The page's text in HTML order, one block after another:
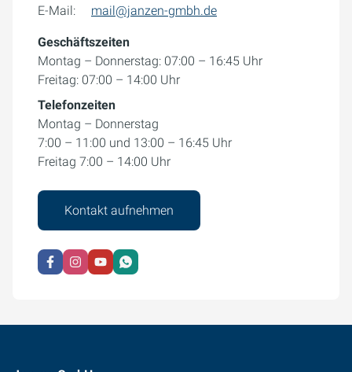
E-Mail:
mail@janzen-gmbh.de
Geschäftszeiten
Montag – Donnerstag: 07:00 – 16:45 Uhr
Freitag: 07:00 – 14:00 Uhr
Telefonzeiten
Montag – Donnerstag
7:00 – 11:00 und 13:00 – 16:45 Uhr
Freitag 7:00 – 14:00 Uhr
Kontakt aufnehmen